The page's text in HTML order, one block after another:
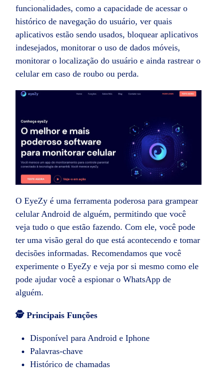
funcionalidades, como a capacidade de acessar o
histórico de navegação do usuário, ver quais
aplicativos estão sendo usados, bloquear aplicativos
indesejados, monitorar o uso de dados móveis,
monitorar o localização do usuário e ainda rastrear o
celular em caso de roubo ou perda.
O EyeZy é uma ferramenta poderosa para grampear
celular Android de alguém, permitindo que você
veja tudo o que estão fazendo. Com ele, você pode
ter uma visão geral do que está acontecendo e tomar
decisões informadas. Recomendamos que você
experimente o EyeZy e veja por si mesmo como ele
pode ajudar você a espionar o WhatsApp de
alguém.
🕵️ Principais Funções
Disponível para Android e Iphone
Palavras-chave
Histórico de chamadas